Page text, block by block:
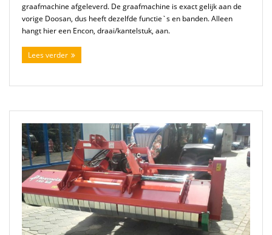
graafmachine afgeleverd. De graafmachine is exact gelijk aan de
vorige Doosan, dus heeft dezelfde functie`s en banden. Alleen
hangt hier een Encon, draai/kantelstuk, aan.
Lees verder